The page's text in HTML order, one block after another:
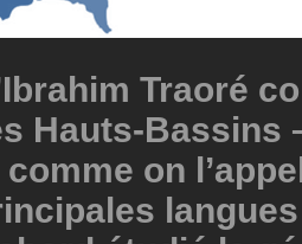
Traoré
Hauts-Bassins
on